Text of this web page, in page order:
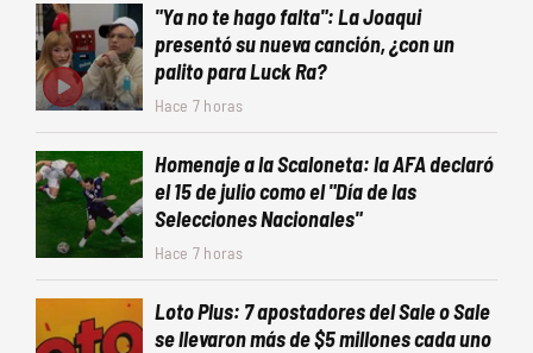
"Ya no te hago falta": La Joaqui
presentó su nueva canción, ¿con un
palito para Luck Ra?
Hace 7 horas
Homenaje a la Scaloneta: la AFA declaró
el 15 de julio como el "Día de las
Selecciones Nacionales"
Hace 7 horas
Loto Plus: 7 apostadores del Sale o Sale
se llevaron más de $5 millones cada uno